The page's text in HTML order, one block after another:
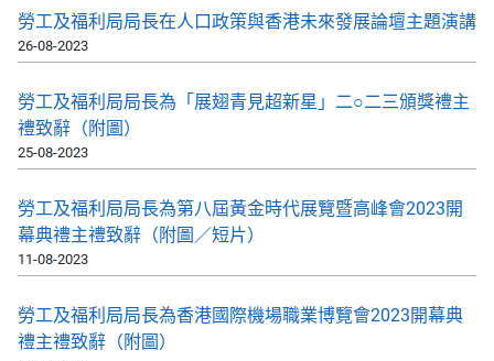
勞工及福利局局長在人口政策與香港未來發展論壇主題演講
26-08-2023
勞工及福利局局長為「展翅青見超新星」二○二三頒獎禮主
禮致辭（附圖）
25-08-2023
勞工及福利局局長為第八屆黃金時代展覽暨高峰會2023開
幕典禮主禮致辭（附圖／短片）
11-08-2023
勞工及福利局局長為香港國際機場職業博覽會2023開幕典
禮主禮致辭（附圖）